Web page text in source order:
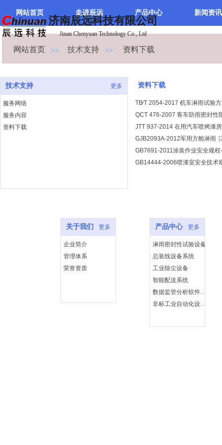
济南辰远科技有限公司
Jinan Chenyuan Technology Co., Ltd
网站首页 走进辰远 产品中心 新闻资讯
网站首页 >> >>
技术支持 资料下载
技术支持 更多
服务网络
服务内容
资料下载
资料下载
TB∕T 2054-2017 机车淋雨试验
QCT 476-2007 客车防雨密封性
JTT 937-2014 在用汽车喷烤漆
GJB2093A-2012军用方舱淋雨
GB7691-2011涂装作业安全规
GB14444-2006喷漆室安全技术
产品中心 更多
淋雨密封性试验设备
总装线设备系统
工业除尘设备
智能配送系统
数据监管分析软件系统
非标工业自动化设备系统
关于我们 更多
企业简介
管理体系
荣誉资质